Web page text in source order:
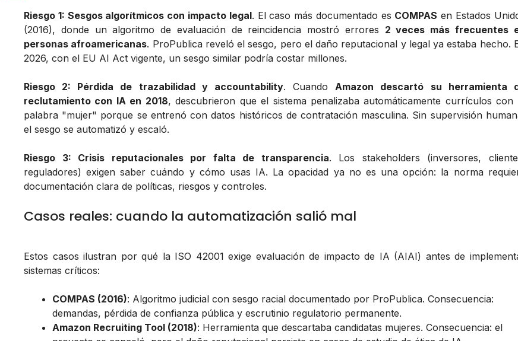
Riesgo 1: Sesgos algorítmicos con impacto legal. El caso más documentado es COMPAS en Estados
(2016), donde un algoritmo de evaluación de reincidencia mostró errores 2 veces más frecuentes
personas afroamericanas. ProPublica reveló el sesgo, pero el daño reputacional y legal ya estaba hecho.
2026, con el EU AI Act vigente, un sesgo similar podría costar millones.
Riesgo 2: Pérdida de trazabilidad y accountability. CuandoAmazon descartó su herramienta
reclutamiento con IA en 2018, descubrieron que el sistema penalizaba automáticamente currículos con
palabra "mujer" porque se entrenó con datos históricos de contratación masculina. Sin supervisión
el sesgo se automatizó y escaló.
Riesgo 3: Crisis reputacionales por falta de transparencia. Los stakeholders (inversores,
reguladores) exigen saber cuándo y cómo usas IA. La opacidad ya no es una opción: la norma
documentación clara de políticas, riesgos y controles.
Casos reales: cuando la automatización salió mal
Estos casos ilustran por qué la ISO 42001 exige evaluación de impacto de IA (AIAI) antes de
sistemas críticos:
COMPAS (2016): Algoritmo judicial con sesgo racial documentado por ProPublica. Consecuencia:
demandas, pérdida de confianza pública y escrutinio regulatorio permanente.
Amazon Recruiting Tool (2018): Herramienta que descartaba candidatas mujeres. Consecuencia: el